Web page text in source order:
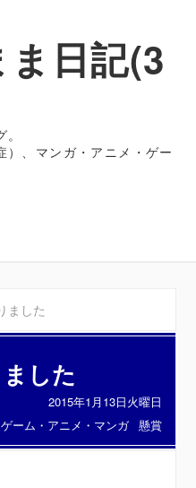
日記(3
、マンガ・アニメ・ゲー
ました
した
2015年1月13日火曜日
ゲーム・アニメ・マンガ 懸賞